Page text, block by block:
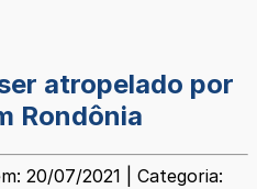
atropelado por
Rondônia
20/07/2021 | Categoria: